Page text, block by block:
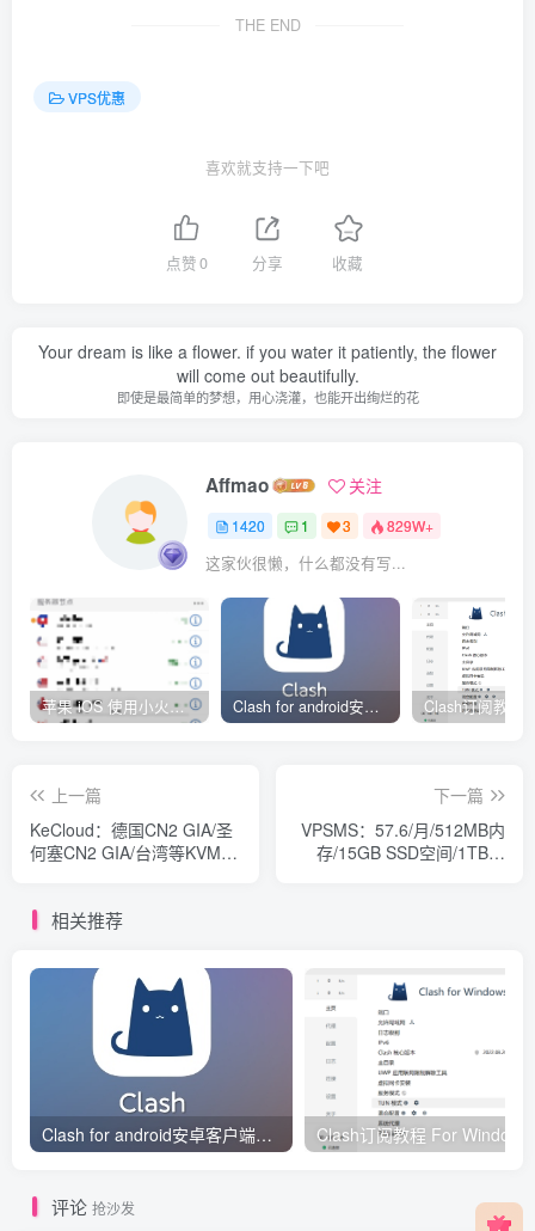
THE END
VPS优惠
喜欢就支持一下吧
点赞0 分享 收藏
Your dream is like a flower. if you water it patiently, the flower
will come out beautifully.
即使是最简单的梦想，用心浇灌，也能开出绚烂的花
Affmao 关注
1420 1 3 829W+
这家伙很懒，什么都没有写...
苹果 iOS 使用小火箭(shadowrocket)新手教程 Clash for android安卓客户端保姆级新手使用教程
上一篇
KeCloud：德国CN2 GIA/圣
何塞CN2 GIA/台湾等KVM
下一篇
VPSMS：57.6/月/512MB内
存/15GB SSD空间/1TB流
相关推荐
Clash for android安卓客户端保姆级新手使用教程
评论 抢沙发